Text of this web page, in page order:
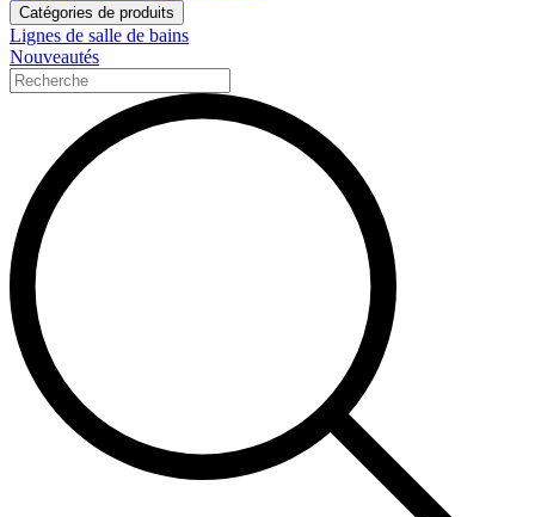
Catégories de produits
Lignes de salle de bains
Nouveautés